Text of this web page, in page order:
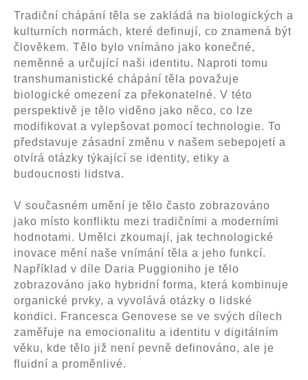
Tradiční chápání těla se zakládá na biologických a
kulturních normách, které definují, co znamená být
člověkem. Tělo bylo vnímáno jako konečné,
neměnné a určující naši identitu. Naproti tomu
transhumanistické chápání těla považuje
biologické omezení za překonatelné. V této
perspektivě je tělo viděno jako něco, co lze
modifikovat a vylepšovat pomocí technologie. To
představuje zásadní změnu v našem sebepojetí a
otvírá otázky týkající se identity, etiky a
budoucnosti lidstva.
V současném umění je tělo často zobrazováno
jako místo konfliktu mezi tradičními a moderními
hodnotami. Umělci zkoumají, jak technologické
inovace mění naše vnímání těla a jeho funkcí.
N apříklad v díle Daria Puggioniho je tělo
zobrazováno jako hybridní forma, která kombinuje
organické prvky, a vyvo­lává otázky o lidské
kondici. Francesca Genovese se ve svých dílech
zaměřuje na emocionalitu a identitu v digitálním
věku, kde tělo již není pevně definováno, ale je
fluidní a proměnlivé.